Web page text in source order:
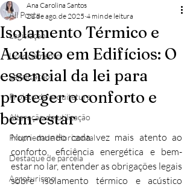
All Posts
Legislação
Licenciamento
Legalização
Projeto de arquitetura
Alteração de utilização
Propriedade Horizontal
Destaque de parcela
Agroturismo
Isolamento Térmico e
Acústico em Edifícios: O
essencial da lei para
proteger o conforto e
bem-estar
Ana Carolina Santos
21 de ago. de 2025 4 min de leitura
Num mundo cada vez mais atento ao
conforto, eficiência energética e bem-
estar no lar, entender as obrigações legais
sobre isolamento térmico e acústico